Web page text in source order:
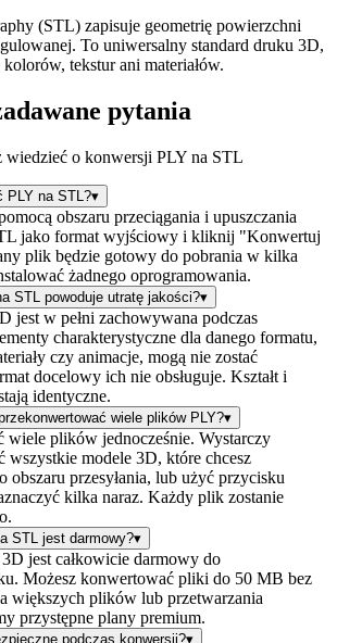
(STL) zapisuje geometrię powierzchni
To uniwersalny standard druku 3D,
tekstur ani materiałów.
pytania
wiedzieć o konwersji PLY na STL
PLY na STL?▾
obszaru przeciągania i upuszczania
jako format wyjściowy i kliknij "Konwertuj
plik będzie gotowy do pobrania w kilka
żadnego oprogramowania.
STL powoduje utratę jakości?▾
jest w pełni zachowywana podczas
charakterystyczne dla danego formatu,
czy animacje, mogą nie zostać
docelowy ich nie obsługuje. Kształt i
identyczne.
wiele plików PLY?▾
wiele plików jednocześnie. Wystarczy
wszystkie modele 3D, które chcesz
obszaru przesyłania, lub użyć przycisku
kilka naraz. Każdy plik zostanie
STL jest darmowy?▾
jest całkowicie darmowy do
Możesz konwertować pliki do 50 MB bez
większych plików lub przetwarzania
przystępne plany premium.
podczas konwersji?▾